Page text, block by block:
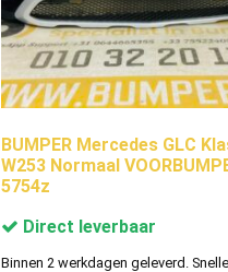
BUMPER Mercedes GLC
W253 Normaal
5754z
Direct leverbaar
Binnen 2 werkdagen geleverd.